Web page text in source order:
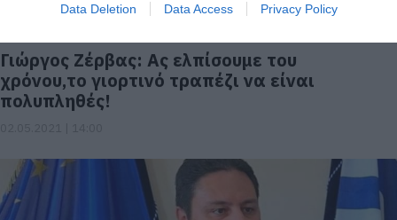
Data Deletion Data Access Privacy Policy
Γιώργος Ζέρβας: Ας ελπίσουμε του
χρόνου,το γιορτινό τραπέζι να είναι
πολυπληθές!